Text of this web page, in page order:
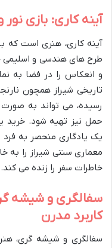
آینه کاری: بازی
آینه کاری، هنری است که
طرح های هندسی و اسلیمی
و انعکاس را در فضا به
تاریخی شیراز همچون
رسیده، می تواند به
حمل نیز تهیه شود. خرید
یک یادگاری منحصر به
معماری سنتی شیراز را به
خاطرات سفر را زنده می کند.
سفالگری و شیشه
کاربرد مدرن
سفالگری و شیشه گری،